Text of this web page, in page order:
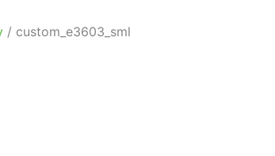
custom_e3603_sml